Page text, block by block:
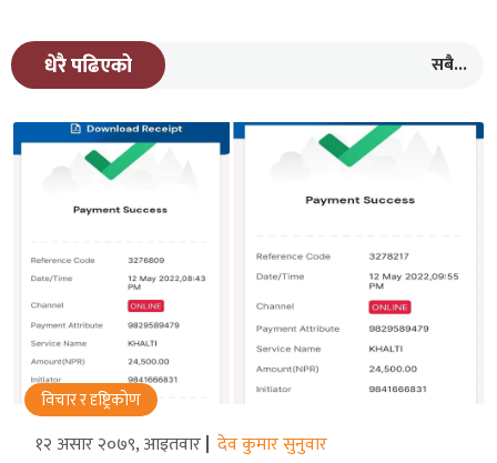
धेरै पढिएको सबै...
विचार र दृष्ट्रिकोण
१२ असार २०७९, आइतवार देव कुमार सुनुवार